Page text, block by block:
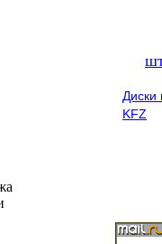
KFZ